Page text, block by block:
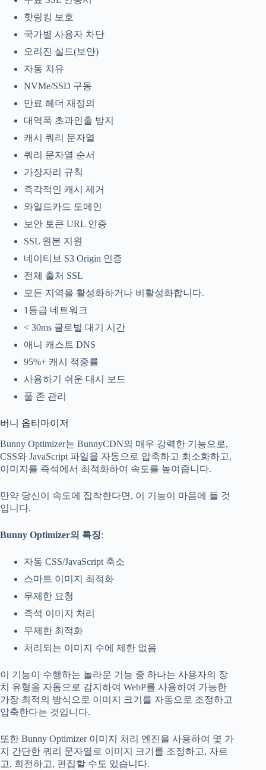
핫링킹 보호
국가별 사용자 차단
오리진 실드(보안)
자동 치유
NVMe/SSD 구동
만료 헤더 재정의
대역폭 초과인출 방지
캐시 쿼리 문자열
쿼리 문자열 순서
가장자리 규칙
즉각적인 캐시 제거
와일드카드 도메인
보안 토큰 URL 인증
SSL 원본 지원
네이티브 S3 Origin 인증
전체 출처 SSL
모든 지역을 활성화하거나 비활성화합니다.
1등급 네트워크
< 30ms 글로벌 대기 시간
애니 캐스트 DNS
95%+ 캐시 적중률
사용하기 쉬운 대시 보드
풀 존 관리
버니 옵티마이저
Bunny Optimizer는 BunnyCDN의 매우 강력한 기능으로,
CSS와 JavaScript 파일을 자동으로 압축하고 최소화하고,
이미지를 즉석에서 최적화하여 속도를 높여줍니다.
만약 당신이 속도에 집착한다면, 이 기능이 마음에 들 것
입니다.
Bunny Optimizer의 특징:
자동 CSS/JavaScript 축소
스마트 이미지 최적화
무제한 요청
즉석 이미지 처리
무제한 최적화
처리되는 이미지 수에 제한 없음
이 기능이 수행하는 놀라운 기능 중 하나는 사용자의 장
치 유형을 자동으로 감지하여 WebP를 사용하여 가능한
가장 최적의 방식으로 이미지 크기를 자동으로 조정하고
압축한다는 것입니다.
또한 Bunny Optimizer 이미지 처리 엔진을 사용하여 몇 가
지 간단한 쿼리 문자열로 이미지 크기를 조정하고, 자르
고, 회전하고, 편집할 수도 있습니다.